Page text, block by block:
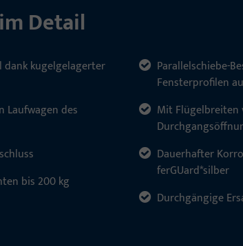
Detail
dank kugelgelagerter
Laufwagen des
bis 200 kg
Parallelschiebe-
Fensterprofilen
Mit Flügelbreiten
Dauerhafter
ferGUard*silber
Durchgängige